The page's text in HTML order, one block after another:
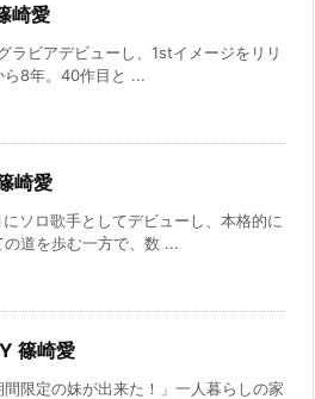
崎愛
ラビアデビューし、1stイメージをリリ
ら8年。40作目と ...
崎愛
ソロ歌手としてデビューし、本格的に
の道を歩む一方で、数 ...
篠崎愛
間限定の妹が出来た！」一人暮らしの家